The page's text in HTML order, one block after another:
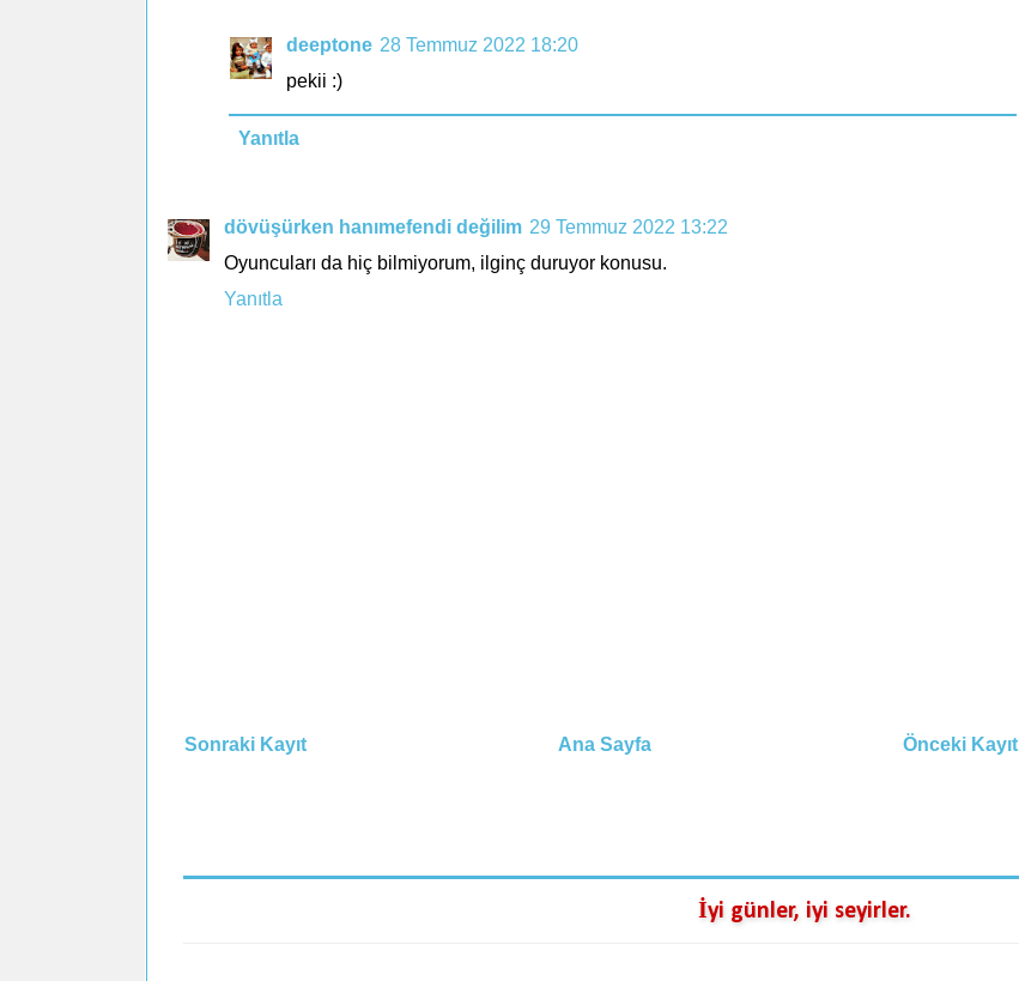
deeptone 28 Temmuz 2022 18:20
pekii :)
Yanıtla
dövüşürken hanımefendi değilim 29 Temmuz 2022 13:22
Oyuncuları da hiç bilmiyorum, ilginç duruyor konusu.
Yanıtla
Sonraki Kayıt Önceki Kayıt
Ana Sayfa
İyi günler, iyi seyirler.